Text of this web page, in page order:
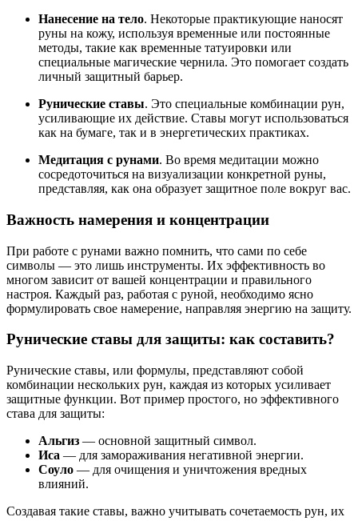
Нанесение на тело. Некоторые практикующие наносят
руны на кожу, используя временные или постоянные
методы, такие как временные татуировки или
специальные магические чернила. Это помогает создать
личный защитный барьер.
Рунические ставы. Это специальные комбинации рун,
усиливающие их действие. Ставы могут использоваться
как на бумаге, так и в энергетических практиках.
Медитация с рунами. Во время медитации можно
сосредоточиться на визуализации конкретной руны,
представляя, как она образует защитное поле вокруг вас.
Важность намерения и концентрации
При работе с рунами важно помнить, что сами по себе
символы — это лишь инструменты. Их эффективность во
многом зависит от вашей концентрации и правильного
настроя. Каждый раз, работая с руной, необходимо ясно
формулировать свое намерение, направляя энергию на защиту.
Рунические ставы для защиты: как составить?
Рунические ставы, или формулы, представляют собой
комбинации нескольких рун, каждая из которых усиливает
защитные функции. Вот пример простого, но эффективного
става для защиты:
Альгиз — основной защитный символ.
Иса — для замораживания негативной энергии.
Соуло — для очищения и уничтожения вредных
влияний.
Создавая такие ставы, важно учитывать сочетаемость рун, их